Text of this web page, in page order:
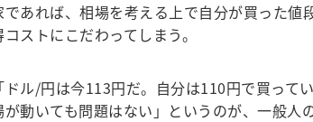
あれば、相場を考える上で自分が買った値
ストにこだわってしまう。
ル/円は今113円だ。自分は110円で買って
動いても問題はない」というのが、一般人